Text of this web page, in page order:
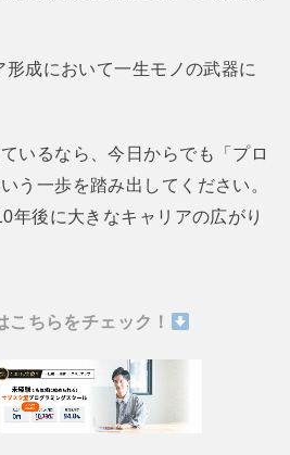
形成において一生モノの武器に
いるなら、今日からでも「プロ
う一歩を踏み出してください。
年後に大きなキャリアの広がり
こちらをチェック！